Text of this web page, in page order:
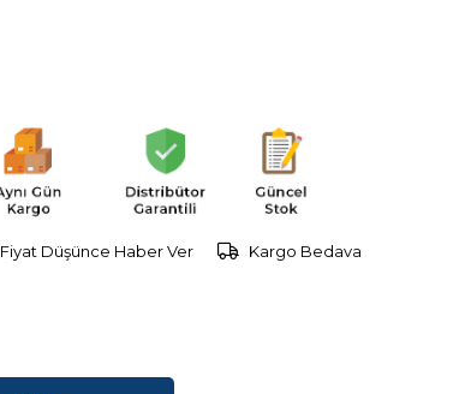
Fiyat Düşünce Haber Ver Kargo Bedava